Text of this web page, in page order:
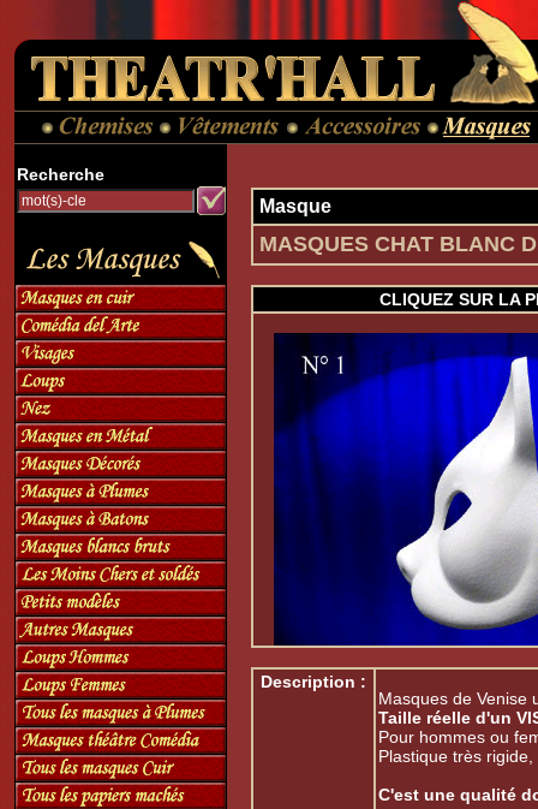
Recherche
Masque
MASQUES CHAT BLANC
CLIQUEZ SUR LA
Description :
Masques de Venise
Taille réelle d'un
Pour hommes ou
Plastique très
C'est une qualité